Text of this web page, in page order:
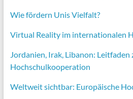
Wie fördern Unis Vielfalt?
Virtual Reality im internationalen
Jordanien, Irak, Libanon: Leitfaden
Hochschulkooperation
Weltweit sichtbar: Europäische